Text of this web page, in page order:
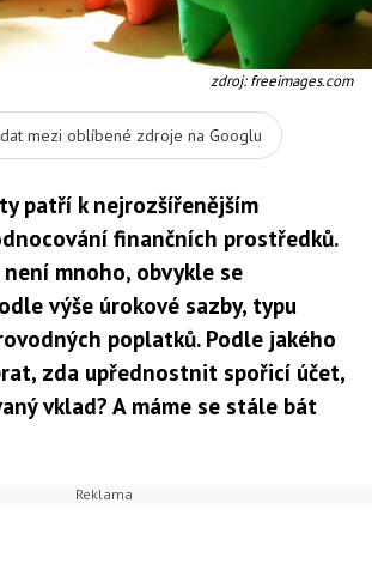
zdroj: freeimages.com
mezi oblíbené zdroje na Googlu
patří k nejrozšířenějším
finančních prostředků.
mnoho, obvykle se
výše úrokové sazby, typu
poplatků. Podle jakého
zda upřednostnit spořicí účet,
vklad? A máme se stále bát